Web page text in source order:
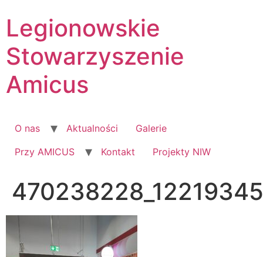
to
content
Legionowskie
Stowarzyszenie
Amicus
O nas Aktualności
Galerie
Przy AMICUS
Kontakt Projekty NIW